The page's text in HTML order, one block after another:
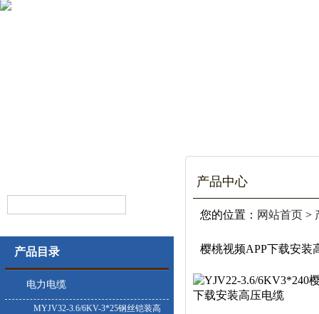
产品目录
电力电缆
MYJV32-3.6/6KV-3*25钢丝铠装高
产品中心
您的位置： 网站首页 >
樱桃视频APP下载安装